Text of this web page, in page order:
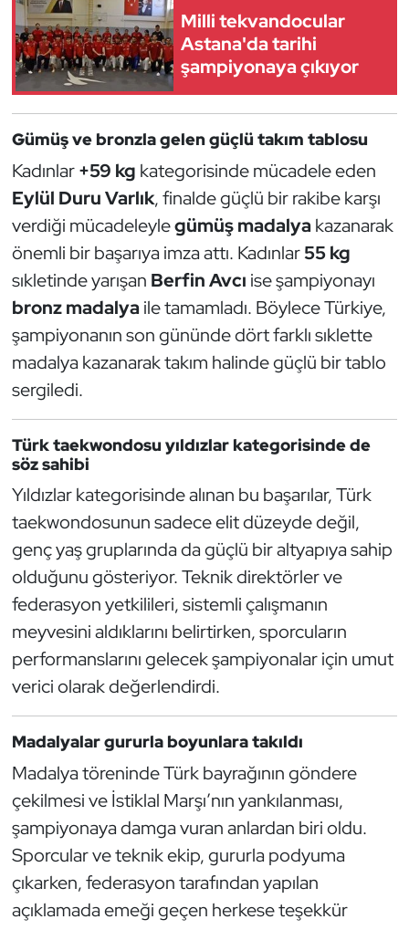
Milli tekvandocular
Astana'da tarihi
şampiyonaya çıkıyor
Gümüş ve bronzla gelen güçlü takım tablosu
Kadınlar+59 kg kategorisinde mücadele eden
Eylül Duru Varlık, finalde güçlü bir rakibe karşı
verdiği mücadeleylegümüş madalyakazanarak
önemli bir başarıya imza attı. Kadınlar55 kg
sıkletinde yarışan Berfin Avcı ise şampiyonayı
bronz madalyaile tamamladı. Böylece Türkiye,
şampiyonanın son gününde dört farklı sıklette
madalya kazanarak takım halinde güçlü bir tablo
sergiledi.
Türk taekwondosu yıldızlar kategorisinde de
söz sahibi
Yıldızlar kategorisinde alınan bu başarılar, Türk
taekwondosunun sadece elit düzeyde değil,
genç yaş gruplarında da güçlü bir altyapıya sahip
olduğunu gösteriyor. Teknik direktörler ve
federasyon yetkilileri, sistemli çalışmanın
meyvesini aldıklarını belirtirken, sporcuların
performanslarını gelecek şampiyonalar için umut
verici olarak değerlendirdi.
Madalyalar gururla boyunlara takıldı
Madalya töreninde Türk bayrağının göndere
çekilmesi ve İstiklal Marşı’nın yankılanması,
şampiyonaya damga vuran anlardan biri oldu.
Sporcular ve teknik ekip, gururla podyuma
çıkarken, federasyon tarafından yapılan
açıklamada emeği geçen herkese teşekkür
Karate
Kayak
Kempo
Kick Boks
Kürek
Masa Tenisi
Modern Pentatlon
Motor Sporları
Okçuluk
Optimist
Oryantiring
Özel Sporcular
Paralimpik
Ragbi
Satranç
Su Topu
Sualtı Sporları
Tekvando
Tenis